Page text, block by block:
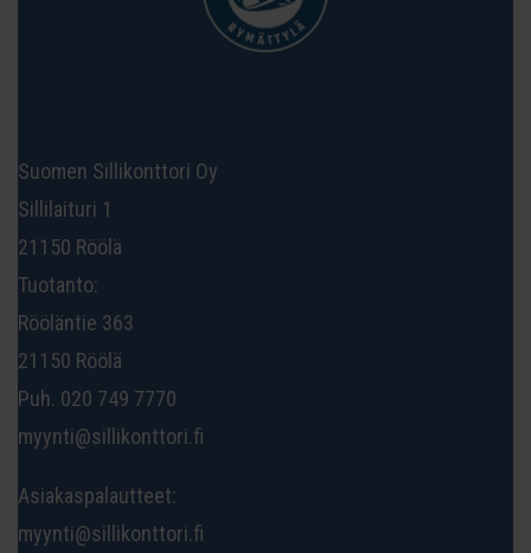
Suomen Sillikonttori Oy
Sillilaituri 1
21150 Röölä
Tuotanto:
Rööläntie 363
21150 Röölä
Puh. 020 749 7770
myynti@sillikonttori.fi
Asiakaspalautteet:
myynti@sillikonttori.fi